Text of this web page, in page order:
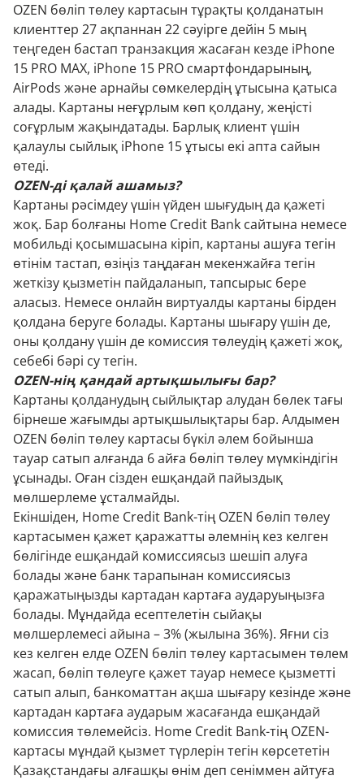
OZEN бөліп төлеу картасын тұрақты қолданатын
клиенттер 27 ақпаннан 22 сәуірге дейін 5 мың
теңгеден бастап транзакция жасаған кезде iPhone
15 PRO MAX, iPhone 15 PRO смартфондарының,
AirPods және арнайы сөмкелердің ұтысына қатыса
алады. Картаны неғұрлым көп қолдану, жеңісті
соғұрлым жақындатады. Барлық клиент үшін
қалаулы сыйлық iPhone 15 ұтысы екі апта сайын
өтеді.
OZEN-ді қалай ашамыз?
Картаны рәсімдеу үшін үйден шығудың да қажеті
жоқ. Бар болғаны Home Credit Bank сайтына немесе
мобильді қосымшасына кіріп, картаны ашуға тегін
өтінім тастап, өзіңіз таңдаған мекенжайға тегін
жеткізу қызметін пайдаланып, тапсырыс бере
аласыз. Немесе онлайн виртуалды картаны бірден
қолдана беруге болады. Картаны шығару үшін де,
оны қолдану үшін де комиссия төлеудің қажеті жоқ,
себебі бәрі су тегін.
OZEN-нің қандай артықшылығы бар?
Картаны қолданудың сыйлықтар алудан бөлек тағы
бірнеше жағымды артықшылықтары бар. Алдымен
OZEN бөліп төлеу картасы бүкіл әлем бойынша
тауар сатып алғанда 6 айға бөліп төлеу мүмкіндігін
ұсынады. Оған сізден ешқандай пайыздық
мөлшерлеме ұсталмайды.
Екіншіден, Home Credit Bank-тің OZEN бөліп төлеу
картасымен қажет қаражатты әлемнің кез келген
бөлігінде ешқандай комиссиясыз шешіп алуға
болады және банк тарапынан комиссиясыз
қаражатыңызды картадан картаға аударуыңызға
болады. Мұндайда есептелетін сыйақы
мөлшерлемесі айына – 3% (жылына 36%). Яғни сіз
кез келген елде OZEN бөліп төлеу картасымен төлем
жасап, бөліп төлеуге қажет тауар немесе қызметті
сатып алып, банкоматтан ақша шығару кезінде және
картадан картаға аударым жасағанда ешқандай
комиссия төлемейсіз. Home Credit Bank-тің OZEN-
картасы мұндай қызмет түрлерін тегін көрсететін
Қазақстандағы алғашқы өнім деп сеніммен айтуға